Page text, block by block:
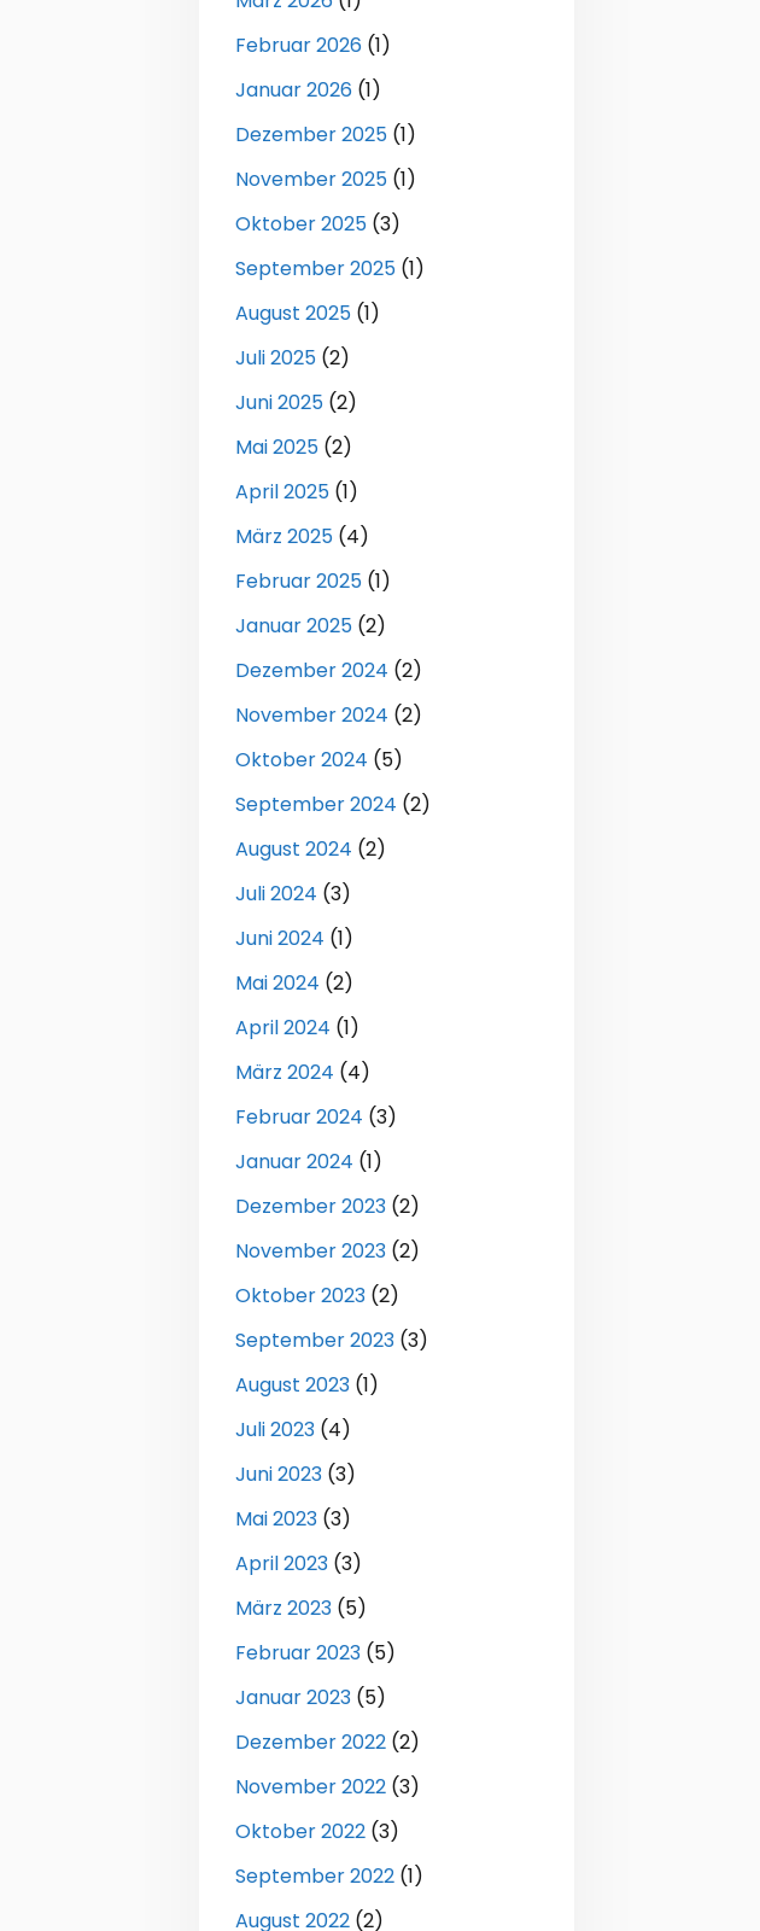
Februar 2026 (1)
Januar 2026 (1)
Dezember 2025 (1)
November 2025 (1)
Oktober 2025 (3)
September 2025 (1)
August 2025 (1)
Juli 2025 (2)
Juni 2025 (2)
Mai 2025 (2)
April 2025 (1)
März 2025 (4)
Februar 2025 (1)
Januar 2025 (2)
Dezember 2024 (2)
November 2024 (2)
Oktober 2024 (5)
September 2024 (2)
August 2024 (2)
Juli 2024 (3)
Juni 2024 (1)
Mai 2024 (2)
April 2024 (1)
März 2024 (4)
Februar 2024 (3)
Januar 2024 (1)
Dezember 2023 (2)
November 2023 (2)
Oktober 2023 (2)
September 2023 (3)
August 2023 (1)
Juli 2023 (4)
Juni 2023 (3)
Mai 2023 (3)
April 2023 (3)
März 2023 (5)
Februar 2023 (5)
Januar 2023 (5)
Dezember 2022 (2)
November 2022 (3)
Oktober 2022 (3)
September 2022 (1)
August 2022 (2)